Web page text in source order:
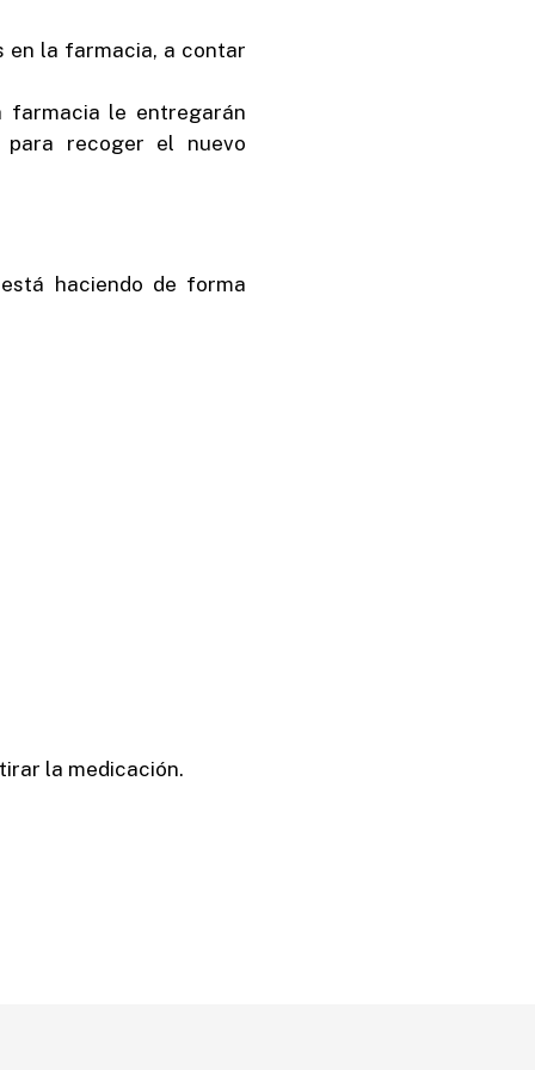
en la farmacia, a contar
farmacia le entregarán
recoger el nuevo
haciendo de forma
la medicación.